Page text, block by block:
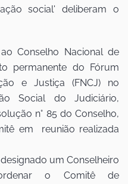
social' deliberam o
Conselho Nacional de
permanente do Fórum
e Justiça (FNCJ) no
Social do Judiciário,
n° 85 do Conselho,
em reunião realizada
um Conselheiro
o Comitê de